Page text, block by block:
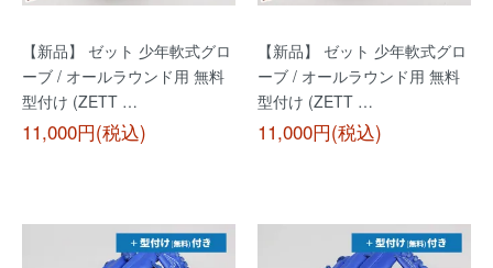
【新品】 ゼット 少年軟式グロ
ーブ / オールラウンド用 無料
型付け (ZETT …
11,000円(税込)
【新品】 ゼット 少年軟式グロ
ーブ / オールラウンド用 無料
型付け (ZETT …
11,000円(税込)